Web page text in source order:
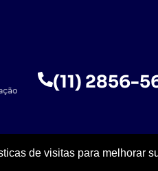
(11) 2856-
de visitas para melhorar